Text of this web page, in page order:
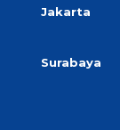
Jakarta
Surabaya